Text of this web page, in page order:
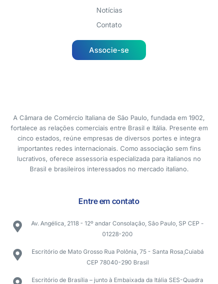
Notícias
Contato
Associe-se
A Câmara de Comércio Italiana de São Paulo, fundada em 1902,
fortalece as relações comerciais entre Brasil e Itália. Presente em
cinco estados, reúne empresas de diversos portes e integra
importantes redes internacionais. Como associação sem fins
lucrativos, oferece assessoria especializada para italianos no
Brasil e brasileiros interessados no mercado italiano.
Entre em contato
Av. Angélica, 2118 - 12º andar Consolação, São Paulo, SP CEP -
01228-200
Escritório de Mato Grosso Rua Polônia, 75 - Santa Rosa,Cuiabá
CEP 78040-290 Brasil
Escritório de Brasília – junto à Embaixada da Itália SES-Quadra